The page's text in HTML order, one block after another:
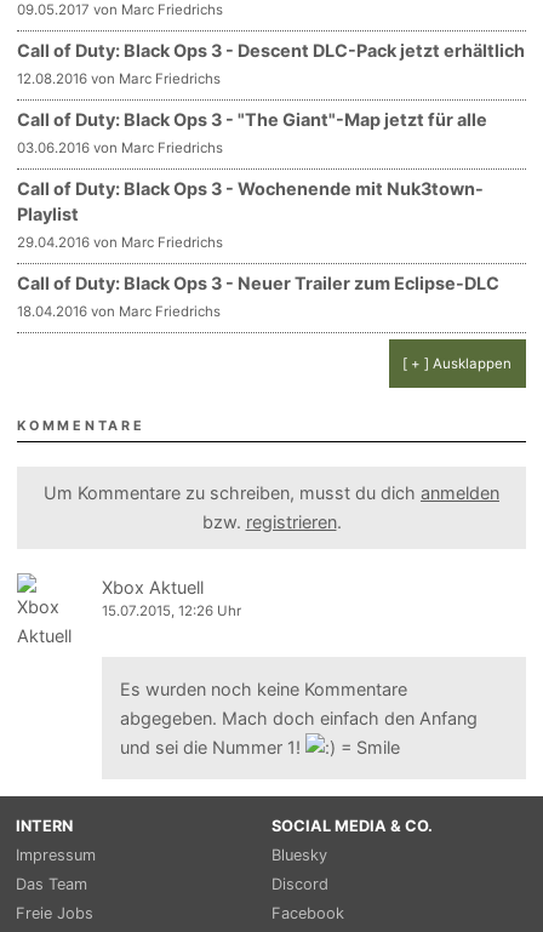
09.05.2017 von Marc Friedrichs
Call of Duty: Black Ops 3 - Descent DLC-Pack jetzt erhältlich
12.08.2016 von Marc Friedrichs
Call of Duty: Black Ops 3 - "The Giant"-Map jetzt für alle
03.06.2016 von Marc Friedrichs
Call of Duty: Black Ops 3 - Wochenende mit Nuk3town-
Playlist
29.04.2016 von Marc Friedrichs
Call of Duty: Black Ops 3 - Neuer Trailer zum Eclipse-DLC
18.04.2016 von Marc Friedrichs
[ + ] Ausklappen
KOMMENTARE
Um Kommentare zu schreiben, musst du dich anmelden
bzw. registrieren.
Xbox Aktuell
15.07.2015, 12:26 Uhr
Es wurden noch keine Kommentare
abgegeben. Mach doch einfach den Anfang
und sei die Nummer 1!
INTERN
Impressum
Das Team
Freie Jobs
SOCIAL MEDIA & CO.
Bluesky
Discord
Facebook